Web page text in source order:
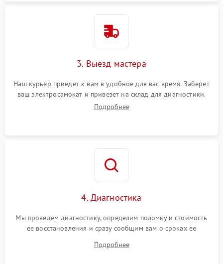
3. Выезд мастера
Наш курьер приедет к вам в удобное для вас время. Заберет
ваш электросамокат и привезет на склад для диагностики.
Подробнее
4. Диагностика
Мы проведем диагностику, определим поломку и стоимость
ее восстановления и сразу сообщим вам о сроках ее
Подробнее